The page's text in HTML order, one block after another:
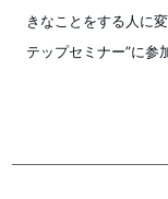
きなことをする人に
テップセミナー”に参